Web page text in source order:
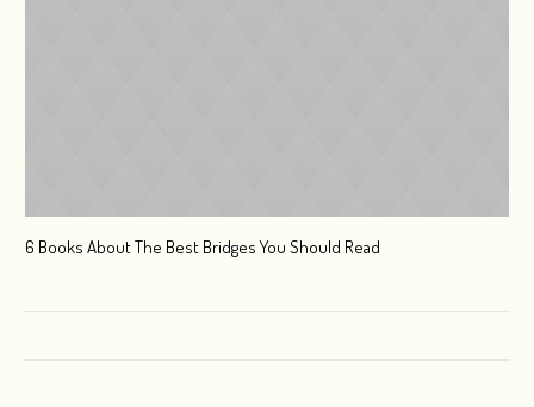
6 Books About The Best Bridges You Should Read